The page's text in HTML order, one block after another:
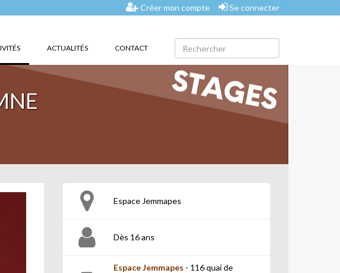
Créer mon compte Se connecter
(CURRENT)ACTUALITÉS CONTACT
Espace Jemmapes
Dès 16 ans
Espace Jemmapes - 116 quai de